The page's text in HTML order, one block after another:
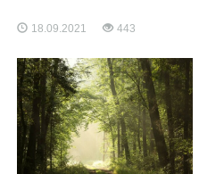
vətəndaşı, 39 yaşlı İltimas
Mirzəyevdən sentyabrın 15-dən
olmayıb. O, evdən çıxdıqdan bir
qədər sonra əlaqə kəsilib. Hazırda
polis azərbaycanlının axtarışın
18.09.2021 443